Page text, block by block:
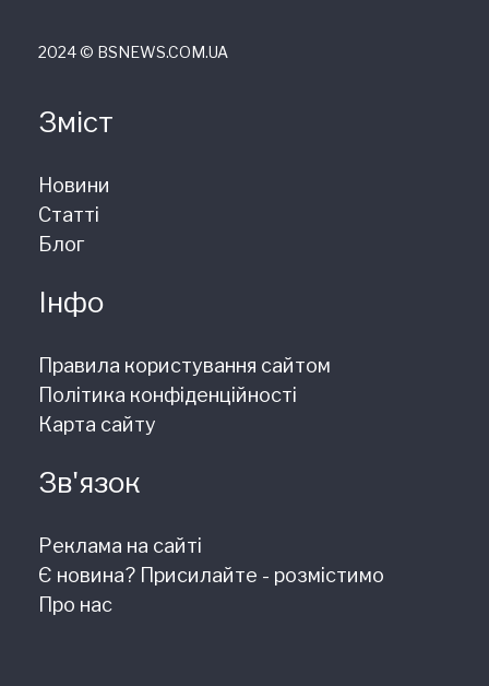
2024 © ВSNEWS.COM.UA
Зміст
Новини
Статті
Блог
Інфо
Правила користування сайтом
Політика конфіденційності
Карта сайту
Зв'язок
Реклама на сайті
Є новина? Присилайте - розмістимо
Про нас